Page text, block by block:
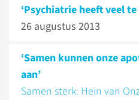
‘Psychiatrie heeft veel te
26 augustus 2013
‘Samen kunnen onze
aan’
Samen sterk: Hein van